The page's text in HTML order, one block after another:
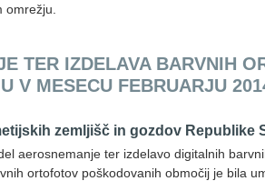
omrežju.
TER IZDELAVA BARVNIH
V MESECU FEBRUARJU
zemljišč in gozdov Republike
aerosnemanje ter izdelavo digitalnih
ortofotov poškodovanih območij je bila